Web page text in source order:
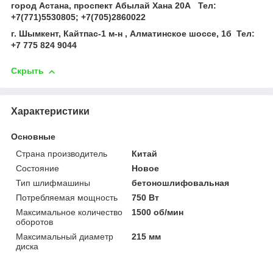
город Астана, проспект Абылай Хана 20А
Тел:
+7(771)5530805; +7(705)2860022
г. Шымкент, Кайтпас-1 м-н , Алматинское шоссе, 1б Тел:
+7 775 824 9044
Скрыть
Характеристики
Основные
Страна производитель
Китай
Состояние
Новое
Тип шлифмашины
бетоношлифовальная
Потребляемая мощность
750 Вт
Максимальное количество
оборотов
1500 об/мин
Максимальный диаметр
диска
215 мм